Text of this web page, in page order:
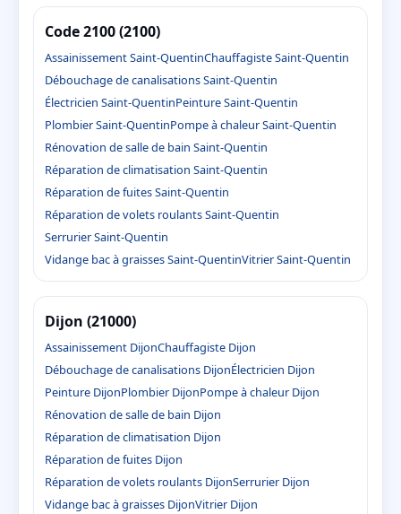
Code 2100 (2100)
Assainissement Saint-QuentinChauffagiste Saint-Quentin
Débouchage de canalisations Saint-Quentin
Électricien Saint-QuentinPeinture Saint-Quentin
Plombier Saint-QuentinPompe à chaleur Saint-Quentin
Rénovation de salle de bain Saint-Quentin
Réparation de climatisation Saint-Quentin
Réparation de fuites Saint-Quentin
Réparation de volets roulants Saint-Quentin
Serrurier Saint-Quentin
Vidange bac à graisses Saint-QuentinVitrier Saint-Quentin
Dijon (21000)
Assainissement DijonChauffagiste Dijon
Débouchage de canalisations DijonÉlectricien Dijon
Peinture DijonPlombier DijonPompe à chaleur Dijon
Rénovation de salle de bain Dijon
Réparation de climatisation Dijon
Réparation de fuites Dijon
Réparation de volets roulants DijonSerrurier Dijon
Vidange bac à graisses DijonVitrier Dijon